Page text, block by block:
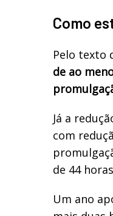
Como
Pelo texto
de ao
Já a
com
de 44
Um ano